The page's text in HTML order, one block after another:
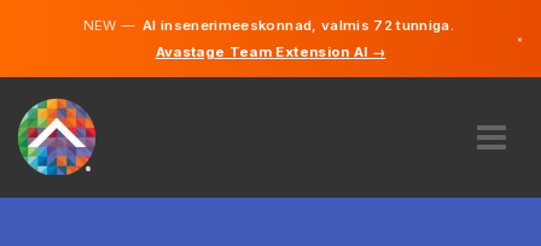
NEW —AI insenerimeeskonnad, valmis 72 tunniga.
Avastage Team Extension AI →
×